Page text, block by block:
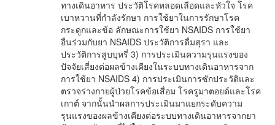
ทางเดินอาหาร ประวัติโรคหลอดเลือดและหัวใจ โรค
เบาหวานที่กำลังรักษา การใช้ยาในการรักษาโรค
กระดูกและข้อ ลักษณะการใช้ยา NSAIDS การใช้ยา
อื่นร่วมกับยา NSAIDS ประวัติการดื่มสุรา และ
ประวัติการสูบบุหรี่ 3) การประเมินความรุนแรงของ
ปัจจัยเสี่ยงต่อผลข้างเคียงในระบบทางเดินอาหารจาก
การใช้ยา NSAIDS 4) การประเมินการซักประวัติและ
ตรวจร่างกายผู้ป่วยโรคข้อเสื่อม โรครูมาตอยด์และโรค
เกาต์ จากนั้นนำผลการประเมินมาแยกระดับความ
รุนแรงของผลข้างเคียงต่อระบบทางเดินอาหารจากยา